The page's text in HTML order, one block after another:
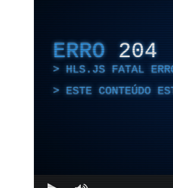
ERRO 204
HLS.JS FATAL
ESTE CONTEÚDO